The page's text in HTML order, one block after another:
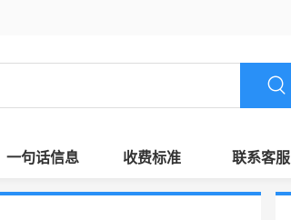
一句话信息 收费标准 联系客服